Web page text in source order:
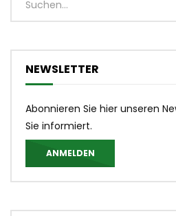
NEWSLETTER
Abonnieren Sie hier unseren
Sie informiert.
ANMELDEN